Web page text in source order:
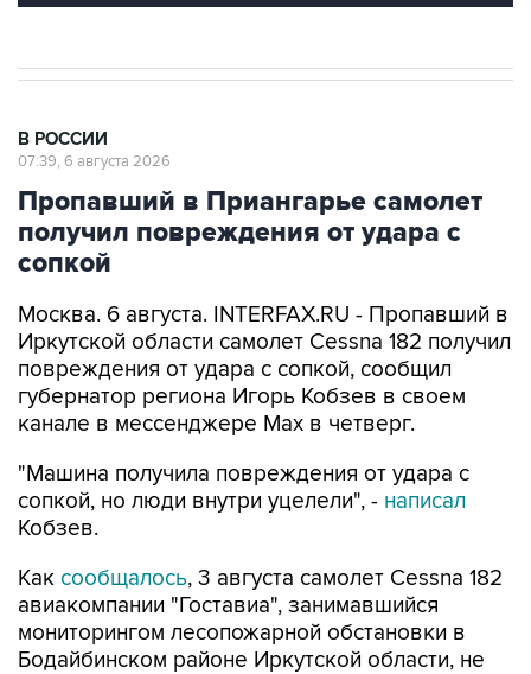
В РОССИИ
07:39, 6 августа 2026
Пропавший в Приангарье самолет
получил повреждения от удара с
сопкой
Москва. 6 августа. INTERFAX.RU - Пропавший в
Иркутской области самолет Cessna 182 получил
повреждения от удара с сопкой, сообщил
губернатор региона Игорь Кобзев в своем
канале в мессенджере Мах в четверг.
"Машина получила повреждения от удара с
сопкой, но люди внутри уцелели", - написал
Кобзев.
Как сообщалось, 3 августа самолет Cessna 182
авиакомпании "Гоставиа", занимавшийся
мониторингом лесопожарной обстановки в
Бодайбинском районе Иркутской области, не